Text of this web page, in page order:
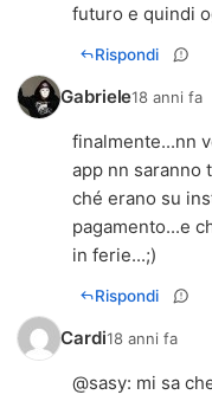
futuro e quindi
Rispondi
Gabriele18 anni fa
finalmente...nn
app nn saranno
ché erano su
pagamento...e
in ferie...;)
Rispondi
Cardi18 anni fa
@sasy: mi sa